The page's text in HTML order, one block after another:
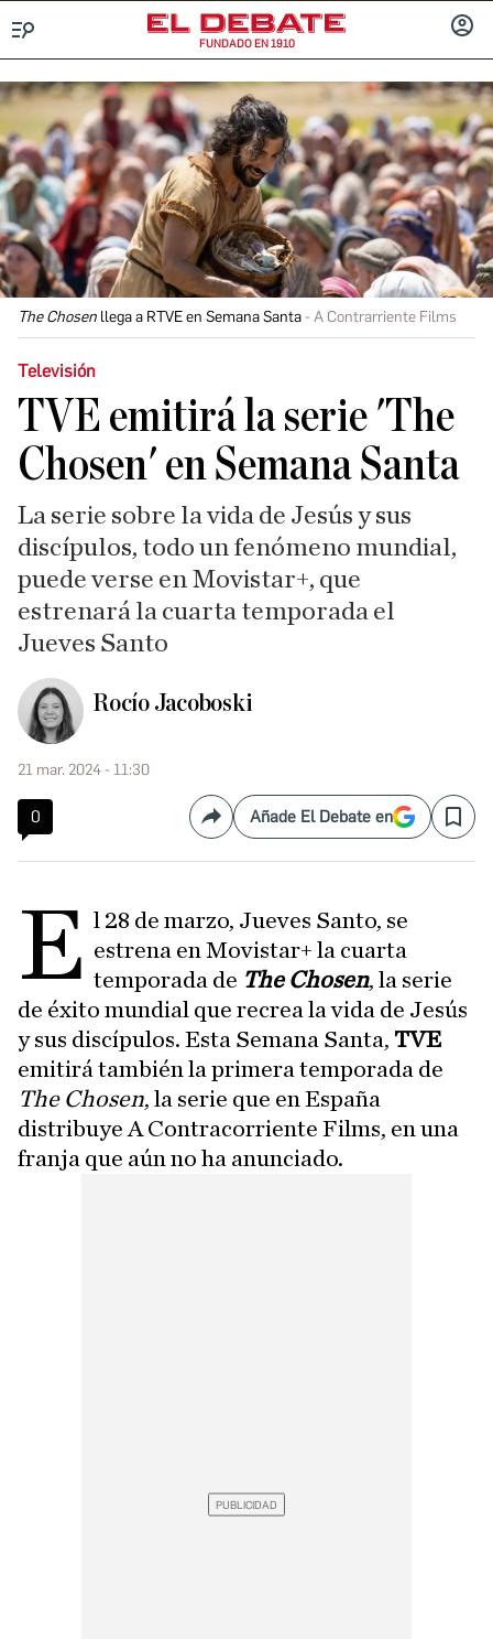
FUNDADO EN 1910
The Chosen llega a RTVE en Semana Santa A Contrarriente Films
Televisión
TVE emitirá la serie 'The
Chosen' en Semana Santa
La serie sobre la vida de Jesús y sus
discípulos, todo un fenómeno mundial,
puede verse en Movistar+, que
estrenará la cuarta temporada el
Jueves Santo
Rocío Jacoboski
21 mar. 2024 - 11:30
0 CompartirAñade El Debate en Save
E l 28 de marzo, Jueves Santo, se
estrena en Movistar+ la cuarta
temporada de The Chosen, la serie
de éxito mundial que recrea la vida de Jesús
y sus discípulos. Esta Semana Santa, TVE
emitirá también la primera temporada de
The Chosen, la serie que en España
distribuye A Contracorriente Films, en una
franja que aún no ha anunciado.